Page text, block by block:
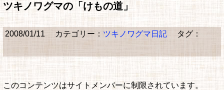
ツキノワグマの「けもの道」
2008/01/11 カテゴリー： ツキノワグマ日記 タグ：
このコンテンツはサイトメンバーに制限されています。